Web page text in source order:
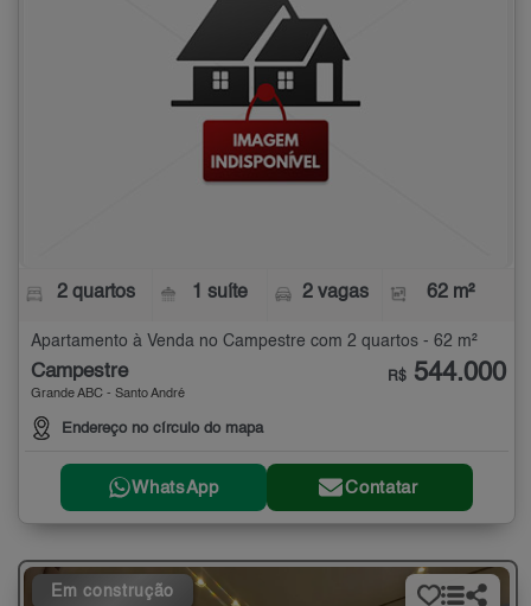
2 quartos 1 suíte 2 vagas 62 m²
Apartamento à Venda no Campestre com 2 quartos - 62 m²
Campestre
Grande ABC - Santo André
Endereço no círculo do mapa
R$ 544.000
WhatsApp Contatar
Em construção